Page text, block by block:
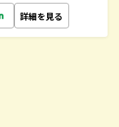
詳細を見る